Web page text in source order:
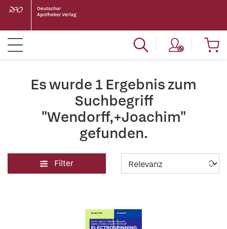
Es wurde 1 Ergebnis zum
Suchbegriff
"Wendorff,+Joachim"
gefunden.
Filter